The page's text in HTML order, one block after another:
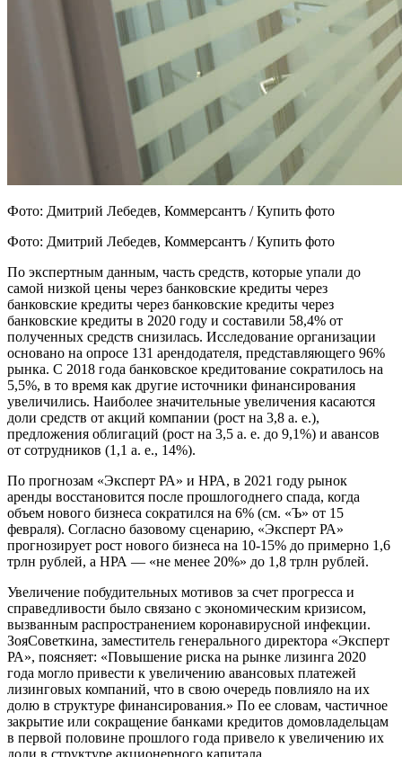
Фото: Дмитрий Лебедев, Коммерсантъ / Купить фото
Фото: Дмитрий Лебедев, Коммерсантъ / Купить фото
По экспертным данным, часть средств, которые упали до
самой низкой цены через банковские кредиты через
банковские кредиты через банковские кредиты через
банковские кредиты в 2020 году и составили 58,4% от
полученных средств снизилась. Исследование организации
основано на опросе 131 арендодателя, представляющего 96%
рынка. С 2018 года банковское кредитование сократилось на
5,5%, в то время как другие источники финансирования
увеличились. Наиболее значительные увеличения касаются
доли средств от акций компании (рост на 3,8 а. е.),
предложения облигаций (рост на 3,5 а. е. до 9,1%) и авансов
от сотрудников (1,1 а. е., 14%).
По прогнозам «Эксперт РА» и НРА, в 2021 году рынок
аренды восстановится после прошлогоднего спада, когда
объем нового бизнеса сократился на 6% (см. «Ъ» от 15
февраля). Согласно базовому сценарию, «Эксперт РА»
прогнозирует рост нового бизнеса на 10-15% до примерно 1,6
трлн рублей, а НРА — «не менее 20%» до 1,8 трлн рублей.
Увеличение побудительных мотивов за счет прогресса и
справедливости было связано с экономическим кризисом,
вызванным распространением коронавирусной инфекции.
ЗояСоветкина, заместитель генерального директора «Эксперт
РА», поясняет: «Повышение риска на рынке лизинга 2020
года могло привести к увеличению авансовых платежей
лизинговых компаний, что в свою очередь повлияло на их
долю в структуре финансирования.» По ее словам, частичное
закрытие или сокращение банками кредитов домовладельцам
в первой половине прошлого года привело к увеличению их